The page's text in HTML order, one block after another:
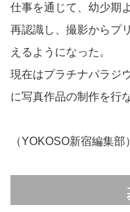
仕事を通じて、幼少期
再認識し、撮影からプ
えるようになった。
現在はプラチナパラジ
に写真作品の制作を行
（YOKOSO新宿編集部）